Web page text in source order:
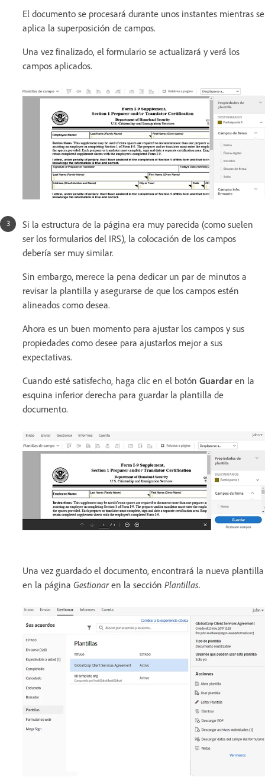
El documento se procesará durante unos instantes mientras se
aplica la superposición de campos.
Una vez finalizado, el formulario se actualizará y verá los
campos aplicados.
Si la estructura de la página era muy parecida (como suelen
ser los formularios del IRS), la colocación de los campos
debería ser muy similar.
Sin embargo, merece la pena dedicar un par de minutos a
revisar la plantilla y asegurarse de que los campos estén
alineados como desea.
Ahora es un buen momento para ajustar los campos y sus
propiedades como desee para ajustarlos mejor a sus
expectativas.
Cuando esté satisfecho, haga clic en el botón Guardar en la
esquina inferior derecha para guardar la plantilla de
documento.
Una vez guardado el documento, encontrará la nueva plantilla
en la página Gestionaren la sección Plantillas.